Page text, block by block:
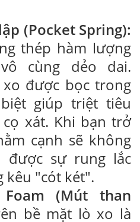
(Pocket Spring):
thép hàm lượng
cùng dẻo dai.
được bọc trong
giúp triệt tiêu
xát. Khi bạn trở
cạnh sẽ không
được sự rung lắc
kêu "cót két".
(Mút than
bề mặt lò xo là